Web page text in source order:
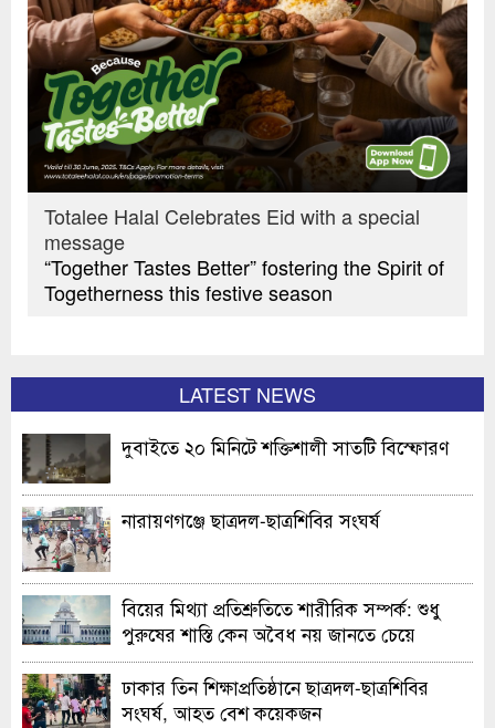
Totalee Halal Celebrates Eid with a special
message
“Together Tastes Better” fostering the Spirit of
Togetherness this festive season
LATEST NEWS
দুবাইতে ২০ মিনিটে শক্তিশালী সাতটি বিস্ফোরণ
নারায়ণগঞ্জে ছাত্রদল-ছাত্রশিবির সংঘর্ষ
বিয়ের মিথ্যা প্রতিশ্রুতিতে শারীরিক সম্পর্ক: শুধু
পুরুষের শাস্তি কেন অবৈধ নয় জানতে চেয়ে
হাইকোর্টের রুল
ঢাকার তিন শিক্ষাপ্রতিষ্ঠানে ছাত্রদল-ছাত্রশিবির
সংঘর্ষ, আহত বেশ কয়েকজন